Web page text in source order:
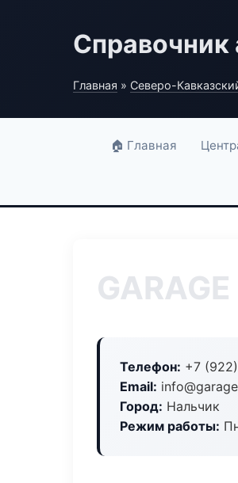
Главная » Северо-
🏠 Главная
Телефон: +7
Email:
Город: Нальчик
Режим работы: